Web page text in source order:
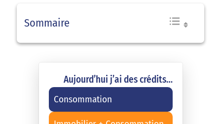
Sommaire
Aujourd’hui j’ai des crédits…
Consommation